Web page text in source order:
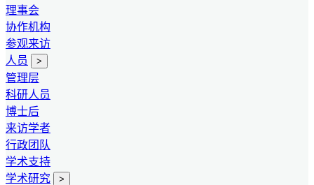
理事会
协作机构
参观来访
人员
>
管理层
科研人员
博士后
来访学者
行政团队
学术支持
学术研究
>